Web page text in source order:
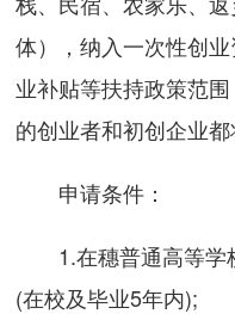
体），纳入一次性创
业补贴等扶持政策范
的创业者和初创企业都
申请条件：
1.在穗普通高等
(在校及毕业5年内);